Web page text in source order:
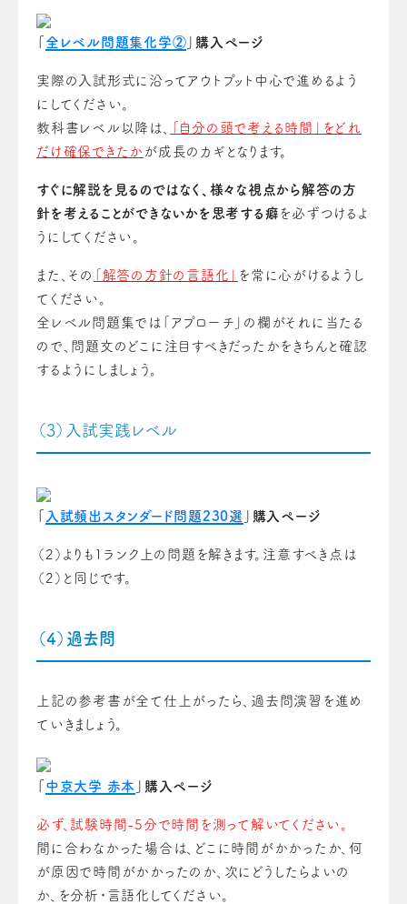
全レベル問題集化学② 」購入ページ
実際の入試形式に沿ってアウトプット中心で進めるよう
にしてください。
教科書レベル以降は、
「自分の頭で考える時間」をどれ
だけ確保できたか が成長のカギとなります。
すぐに解説を見るのではなく、様々な視点から解答の方
針を考えることができないかを思考する癖 を必ずつけるよ
うにしてください。
また、その 「解答の方針の言語化」
を常に心がけるようし
てください。
全レベル問題集では「アプローチ」の欄がそれに当たる
ので、問題文のどこに注目すべきだったかをきちんと確認
するようにしましょう。
（3）入試実践レベル
入試頻出スタンダード問題230選 」購入ページ
（2）よりも1ランク上の問題を解きます。 注意すべき点は
（2）と同じです。
（4）過去問
上記の参考書が全て仕上がったら、過去問演習を進め
ていきましょう。
中京大学 赤本 」購入ページ
必ず、試験時間-5分で時間を測って解いてください。
間に合わなかった場合は、どこに時間がかかったか、何
が原因で時間がかかったのか、次にどうしたらよいの
か、を分析・言語化してください。